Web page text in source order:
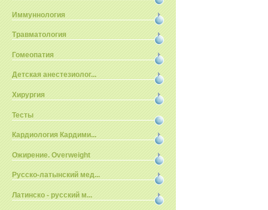
Иммуннология
Травматология
Гомеопатия
Детская анестезиолог...
Хирургия
Тесты
Кардиология Кардими...
Ожирение. Overweight
Русско-латынский мед...
Латинско - русский м...